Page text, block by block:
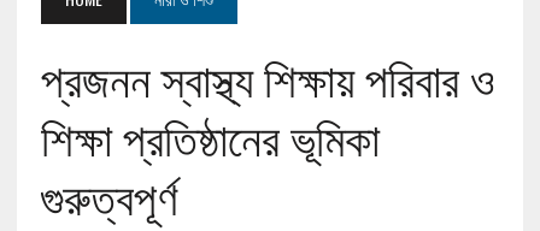
প্রজনন স্বাস্থ্য শিক্ষায় পরিবার ও
শিক্ষা প্রতিষ্ঠানের ভূমিকা
গুরুত্বপূর্ণ